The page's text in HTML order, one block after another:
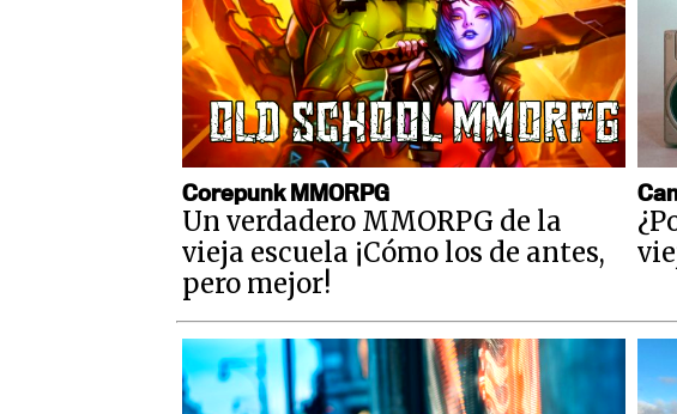
Corepunk MMORPG
Un verdadero MMORPG de la
vieja escuela ¡Cómo los de antes,
pero mejor!